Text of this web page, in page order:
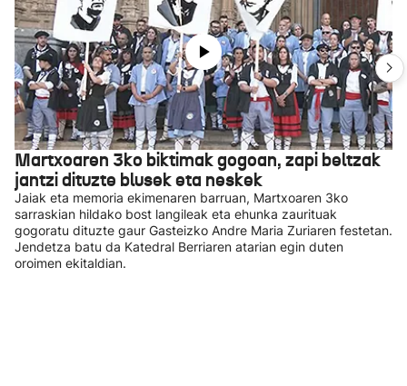
Martxoaren 3ko biktimak gogoan, zapi beltzak
jantzi dituzte blusek eta neskek
Jaiak eta memoria ekimenaren barruan, Martxoaren 3ko
sarraskian hildako bost langileak eta ehunka zaurituak
gogoratu dituzte gaur Gasteizko Andre Maria Zuriaren festetan.
Jendetza batu da Katedral Berriaren atarian egin duten
oroimen ekitaldian.